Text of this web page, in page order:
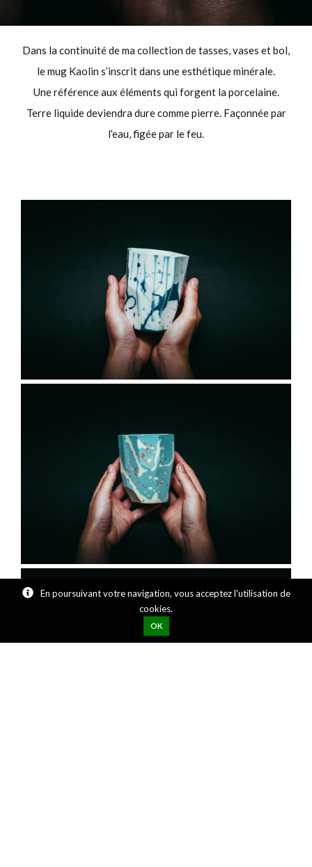
En poursuivant votre navigation, vous acceptez l'utilisation de
cookies.
OK
Dans la continuité de ma collection de tasses, vases et bol,
le mug Kaolin s’inscrit dans une esthétique minérale.
Une référence aux éléments qui forgent la porcelaine.
Terre liquide deviendra dure comme pierre. Façonnée par
l’eau, figée par le feu.